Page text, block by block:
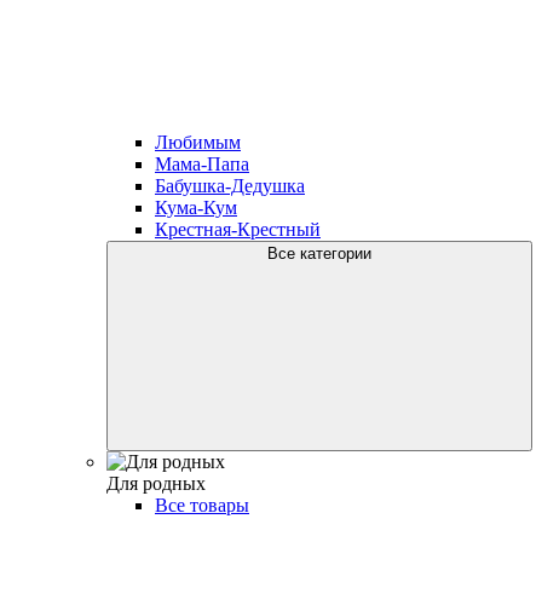
Любимым
Мама-Папа
Бабушка-Дедушка
Кума-Кум
Крестная-Крестный
Все категории
Для родных
Все товары